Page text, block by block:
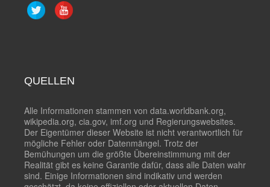
QUELLEN
Alle Informationen stammen von data.worldbank.org,
wikipedia.org, cia.gov, imf.org und Regierungswebsites.
Der Eigentümer dieser Website ist nicht verantwortlich für
mögliche Fehler oder Datenmängel. Trotz der
Bemühungen um die größte Übereinstimmung mit der
Realität gibt es keine Garantie dafür, dass alle Daten wahr
sind. Einige Informationen sind indikativ und werden